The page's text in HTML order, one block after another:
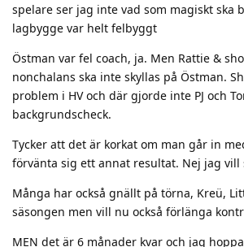
spelare ser jag inte vad som magiskt ska
lagbygge var helt felbyggt
Östman var fel coach, ja. Men Rattie &
nonchalans ska inte skyllas på Östman.
problem i HV och där gjorde inte PJ och
backgrundscheck.
Tycker att det är korkat om man går in
förvänta sig ett annat resultat. Nej jag
Många har också gnällt på törna, Kreü,
säsongen men vill nu också förlänga
MEN det är 6 månader kvar och jag